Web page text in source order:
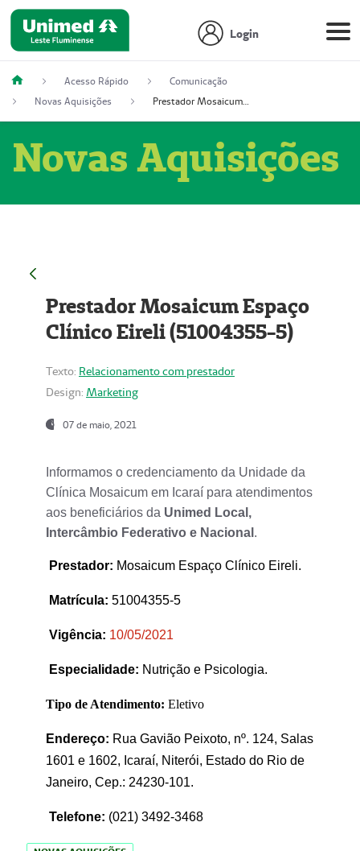
Login
Acesso Rápido
Comunicação
Novas Aquisições
Prestador Mosaicum Espaço Clínico Eireli (51004355-5)
Novas Aquisições
Prestador Mosaicum Espaço
Clínico Eireli (51004355-5)
Texto: Relacionamento com prestador
Design: Marketing
07 de maio, 2021
Informamos o credenciamento da Unidade da
Clínica Mosaicum em Icaraí para atendimentos
aos beneficiários da Unimed Local,
Intercâmbio Federativo e Nacional .
Prestador: Mosaicum Espaço Clínico Eireli.
Matrícula: 51004355-5
Vigência: 10/05/2021
Especialidade: Nutrição e Psicologia.
Tipo de Atendimento: Eletivo
Endereço: Rua Gavião Peixoto, nº. 124, Salas
1601 e 1602, Icaraí, Niterói, Estado do Rio de
Janeiro, Cep.: 24230-101.
Telefone: (021) 3492-3468